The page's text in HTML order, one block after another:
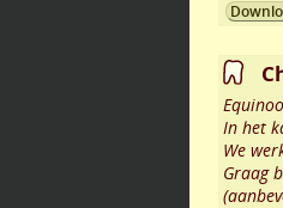
In het
We
Graag